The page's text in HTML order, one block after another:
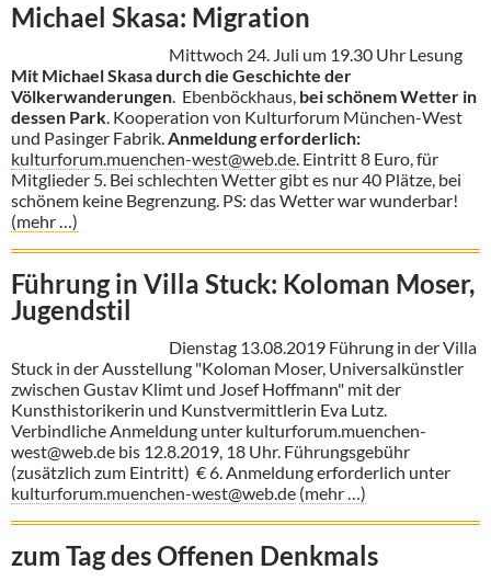
Michael Skasa: Migration
Mittwoch 24. Juli um 19.30 Uhr Lesung
Mit Michael Skasa durch die Geschichte der
Völkerwanderungen. Ebenböckhaus, bei schönem Wetter in
dessen Park. Kooperation von Kulturforum München-West
und Pasinger Fabrik.Anmeldung erforderlich:
kulturforum.muenchen-west@web.de. Eintritt 8 Euro, für
Mitglieder 5. Bei schlechten Wetter gibt es nur 40 Plätze, bei
schönem keine Begrenzung. PS: das Wetter war wunderbar!
(mehr …)
Führung in Villa Stuck: Koloman Moser,
Jugendstil
Dienstag 13.08.2019 Führung in der Villa
Stuck in der Ausstellung "Koloman Moser, Universalkünstler
zwischen Gustav Klimt und Josef Hoffmann" mit der
Kunsthistorikerin und Kunstvermittlerin Eva Lutz.
Verbindliche Anmeldung unter kulturforum.muenchen-
west@web.de bis 12.8.2019, 18 Uhr. Führungsgebühr
(zusätzlich zum Eintritt) € 6. Anmeldung erforderlich unter
kulturforum.muenchen-west@web.de (mehr …)
zum Tag des Offenen Denkmals